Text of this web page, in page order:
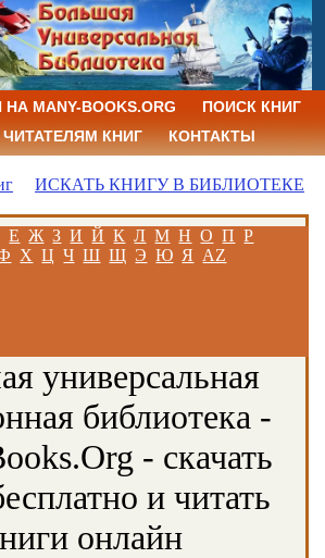
MANY-BOOKS.ORG
ПОИСК КНИГ
КНИГ
КОНТАКТЫ
ИСКАТЬ КНИГУ В БИБЛИОТЕКЕ
Е Ж З И Й К Л М Н О П Р
Х Ц Ч Ш Щ Э Ю Я AZ
универсальная
библиотека -
- скачать
и читать
онлайн